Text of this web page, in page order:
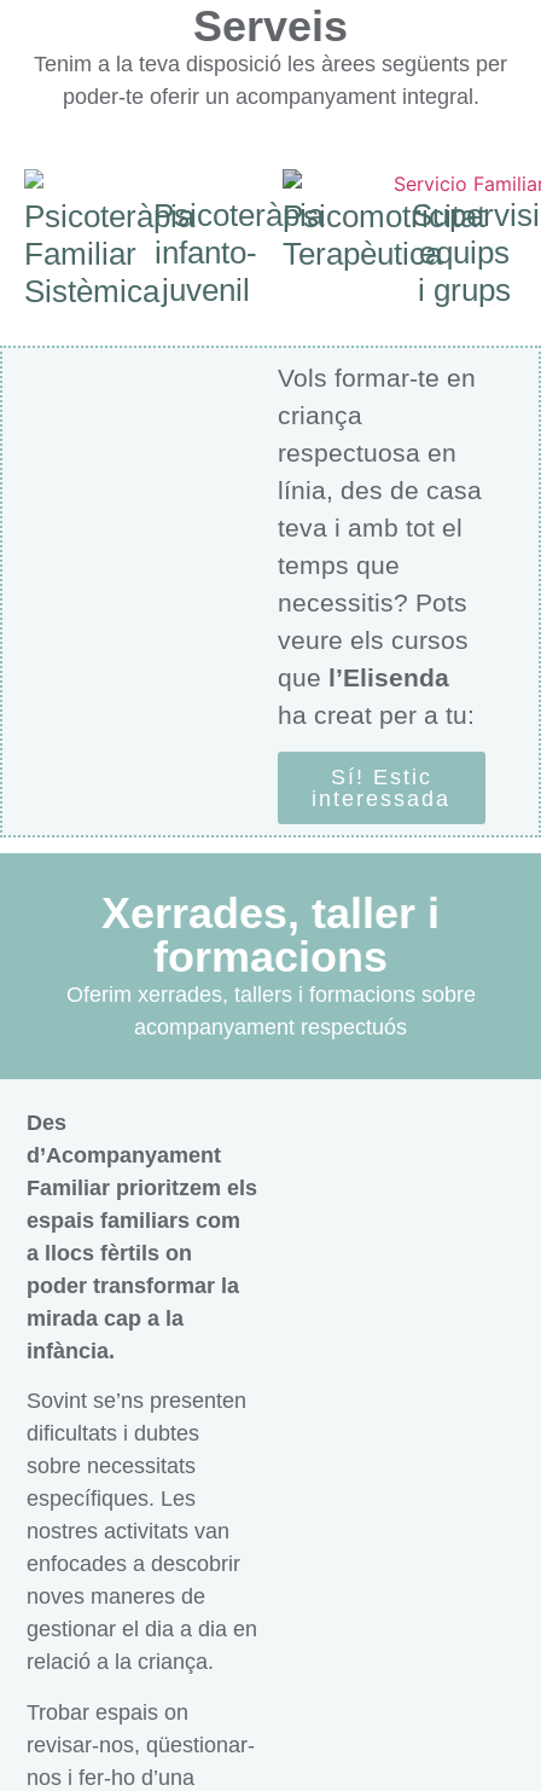
Serveis
Tenim a la teva disposició les àrees següents per
poder-te oferir un acompanyament integral.
Psicoteràpia
Familiar
Sistèmica
Psicoteràpia
infanto-
juvenil
Psicomotricitat
Terapèuticaequips
i grups
Vols formar-te en
criança
respectuosa en
línia, des de casa
teva i amb tot el
temps que
necessitis? Pots
veure els cursos
que l’Elisenda
ha creat per a tu:
Sí! Estic
interessada
Xerrades, taller i
formacions
Oferim xerrades, tallers i formacions sobre
acompanyament respectuós
Des
d’Acompanyament
Familiar prioritzem els
espais familiars com
a llocs fèrtils on
poder transformar la
mirada cap a la
infància.
Sovint se’ns presenten
dificultats i dubtes
sobre necessitats
específiques. Les
nostres activitats van
enfocades a descobrir
noves maneres de
gestionar el dia a dia en
relació a la criança.
Trobar espais on
revisar-nos, qüestionar-
nos i fer-ho d’una